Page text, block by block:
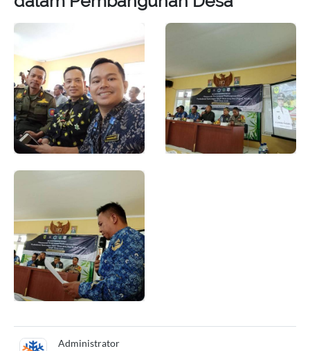
Administrator